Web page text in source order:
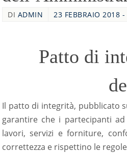
DI ADMIN 23 FEBBRAIO 2018
Patto di
Il patto di integrità, pubblicato
garantire che i partecipanti
lavori, servizi e forniture,
correttezza e rispettino le